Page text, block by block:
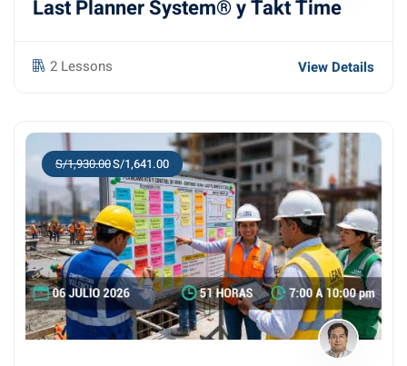
Last Planner System® y Takt Time
2 Lessons View Details
S/1,930.00S/1,641.00